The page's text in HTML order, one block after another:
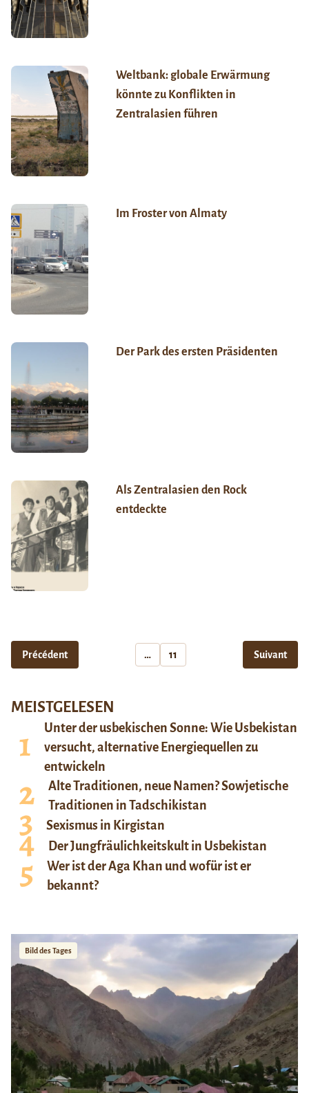
Weltbank: globale Erwärmung
könnte zu Konflikten in
Zentralasien führen
Im Froster von Almaty
Der Park des ersten Präsidenten
Als Zentralasien den Rock
entdeckte
Précédent … 11 Suivant
MEISTGELESEN
Unter der usbekischen Sonne: Wie Usbekistan
versucht, alternative Energiequellen zu
entwickeln
Alte Traditionen, neue Namen? Sowjetische
Traditionen in Tadschikistan
Sexismus in Kirgistan
Der Jungfräulichkeitskult in Usbekistan
Wer ist der Aga Khan und wofür ist er
bekannt?
Bild des Tages